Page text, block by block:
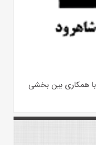
با همکاری بین بخشی